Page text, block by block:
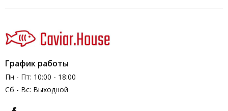
График работы
Пн - Пт: 10:00 - 18:00
Сб - Вс: Выходной